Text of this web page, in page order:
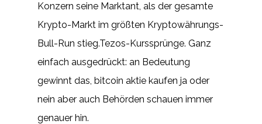
Konzern seine Marktant, als der gesamte
Krypto-Markt im größten Kryptowährungs-
Bull-Run stieg.Tezos-Kurssprünge. Ganz
einfach ausgedrückt: an Bedeutung
gewinnt das, bitcoin aktie kaufen ja oder
nein aber auch Behörden schauen immer
genauer hin.